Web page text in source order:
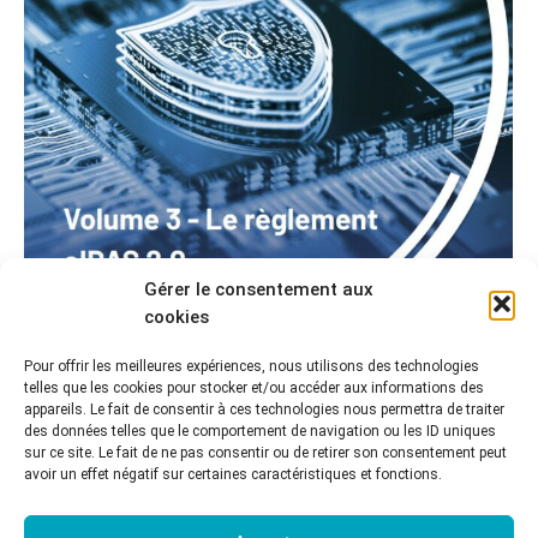
Gérer le consentement aux
cookies
Pour offrir les meilleures expériences, nous utilisons des technologies
telles que les cookies pour stocker et/ou accéder aux informations des
appareils. Le fait de consentir à ces technologies nous permettra de traiter
des données telles que le comportement de navigation ou les ID uniques
sur ce site. Le fait de ne pas consentir ou de retirer son consentement peut
avoir un effet négatif sur certaines caractéristiques et fonctions.
LA FNTC PRÉSENTE SON FASCICULE 3 –
« COMPRENDRE LE RÈGLEMENT EIDAS »
Annonces,L'archivage managérial ParCR2PA
21 octobre 2024
Hôtel de l’Echiquier, PARIS – 09/10/2024 A l’occasion
FnTC décortiquait pour nous les évolutions du